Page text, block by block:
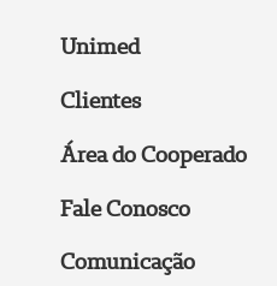
Unimed
Clientes
Área do Cooperado
Fale Conosco
Comunicação